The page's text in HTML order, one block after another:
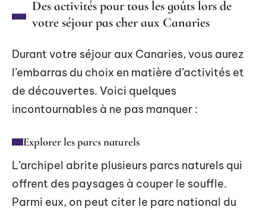
Des activités pour tous les goûts lors de
votre séjour pas cher aux Canaries
Durant votre séjour aux Canaries, vous aurez
l’embarras du choix en matière d’activités et
de découvertes. Voici quelques
incontournables à ne pas manquer :
Explorer les parcs naturels
L’archipel abrite plusieurs parcs naturels qui
offrent des paysages à couper le souffle.
Parmi eux, on peut citer le parc national du